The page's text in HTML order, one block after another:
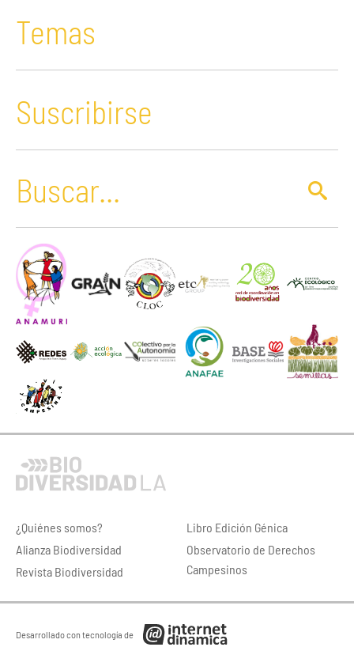
Temas
Suscribirse
¿Quiénes somos?
Alianza Biodiversidad
Revista Biodiversidad
Libro Edición Génica
Observatorio de Derechos
Campesinos